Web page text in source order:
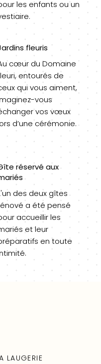
les enfants ou un
fleuris
cœur du Domaine
entourés de
qui vous aiment,
vous
vos vœux
d’une cérémonie.
réservé aux
des deux gîtes
a été pensé
accueillir les
et leur
en toute
LAUGERIE